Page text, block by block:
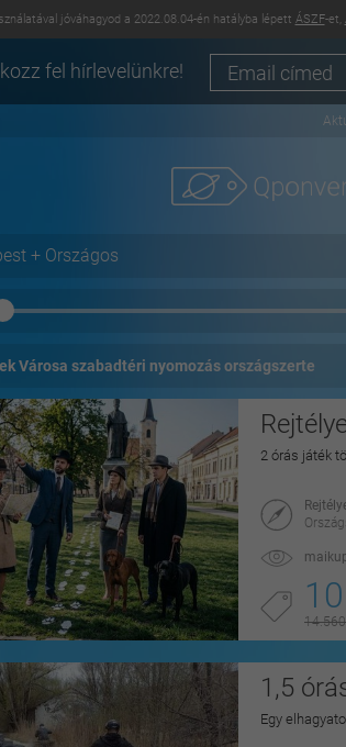
jóváhagyod a 2022.08.04-én hatályba lépett ÁSZF-et,
fel hírlevelünkre!
+ Országos
Városa szabadtéri nyomozás országszerte
2 órás játék
1,5
Egy